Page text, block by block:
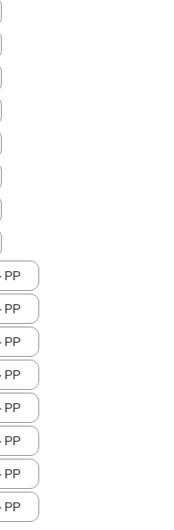
PP
PP
PP
PP
PP
PP
PP
PP